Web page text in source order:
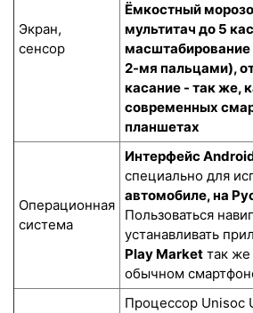
Экран,
сенсор
Ёмкостный
мультитач до 5
2-мя пальцами),
касание - так же,
современных
планшетах
Операционная
система
Интерфейс
специально для
автомобиле, на
Пользоваться
устанавливать
Play Market так же
обычном
Процессор Unisoc